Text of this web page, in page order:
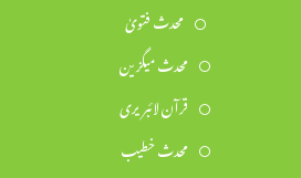
محدث فتویٰ
محدث میگزین
قرآن لائبریری
محدث خطیب